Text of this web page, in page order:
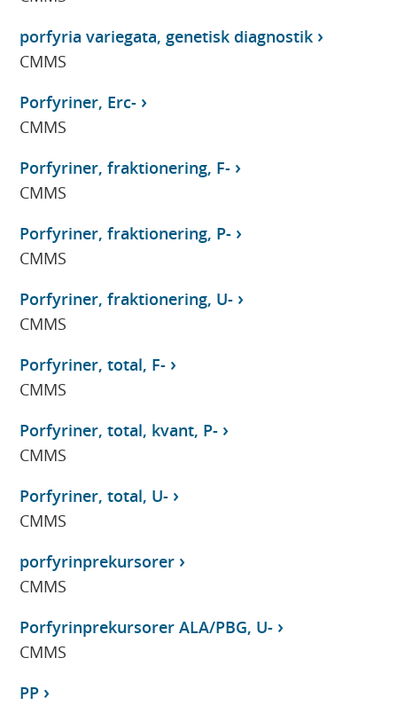
porfyria variegata, genetisk diagnostik
CMMS
Porfyriner, Erc-
CMMS
Porfyriner, fraktionering, F-
CMMS
Porfyriner, fraktionering, P-
CMMS
Porfyriner, fraktionering, U-
CMMS
Porfyriner, total, F-
CMMS
Porfyriner, total, kvant, P-
CMMS
Porfyriner, total, U-
CMMS
porfyrinprekursorer
CMMS
Porfyrinprekursorer ALA/PBG, U-
CMMS
PP